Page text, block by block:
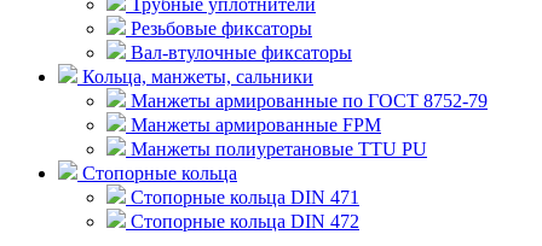
Трубные уплотнители
Резьбовые фиксаторы
Вал-втулочные фиксаторы
Кольца, манжеты, сальники
Манжеты армированные по ГОСТ 8752-79
Манжеты армированные FPM
Манжеты полиуретановые TTU PU
Стопорные кольца
Стопорные кольца DIN 471
Стопорные кольца DIN 472